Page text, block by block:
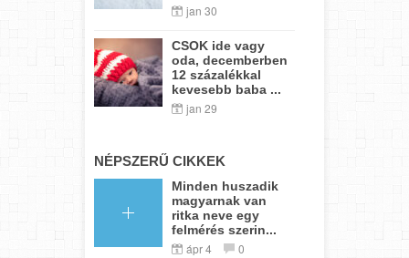
jan 30
CSOK ide vagy
oda, decemberben
12 százalékkal
kevesebb baba ...
jan 29
NÉPSZERŰ CIKKEK
Minden huszadik
magyarnak van
ritka neve egy
felmérés szerin...
ápr 4 0